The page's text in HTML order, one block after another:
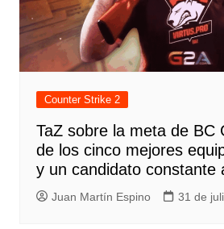
Counter Strike 2
TaZ sobre la meta de BC
de los cinco mejores
y un candidato constante
Juan Martín Espino 31 de